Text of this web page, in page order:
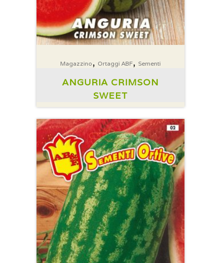
Magazzino , Ortaggi ABF, Sementi
ANGURIA CRIMSON
SWEET